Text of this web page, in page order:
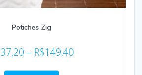
Potiches Zig
37,20 – R$149,40